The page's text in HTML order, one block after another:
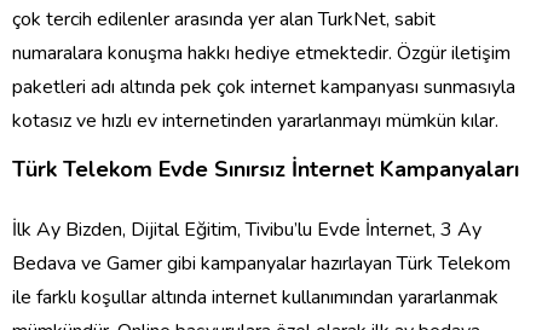
çok tercih edilenler arasında yer alan TurkNet, sabit
numaralara konuşma hakkı hediye etmektedir. Özgür iletişim
paketleri adı altında pek çok internet kampanyası sunmasıyla
kotasız ve hızlı ev internetinden yararlanmayı mümkün kılar.
Türk Telekom Evde Sınırsız İnternet Kampanyaları
İlk Ay Bizden, Dijital Eğitim, Tivibu’lu Evde İnternet, 3 Ay
Bedava ve Gamer gibi kampanyalar hazırlayan Türk Telekom
ile farklı koşullar altında internet kullanımından yararlanmak